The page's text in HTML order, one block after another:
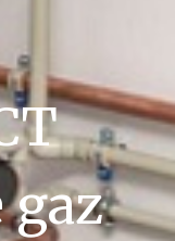
gaz